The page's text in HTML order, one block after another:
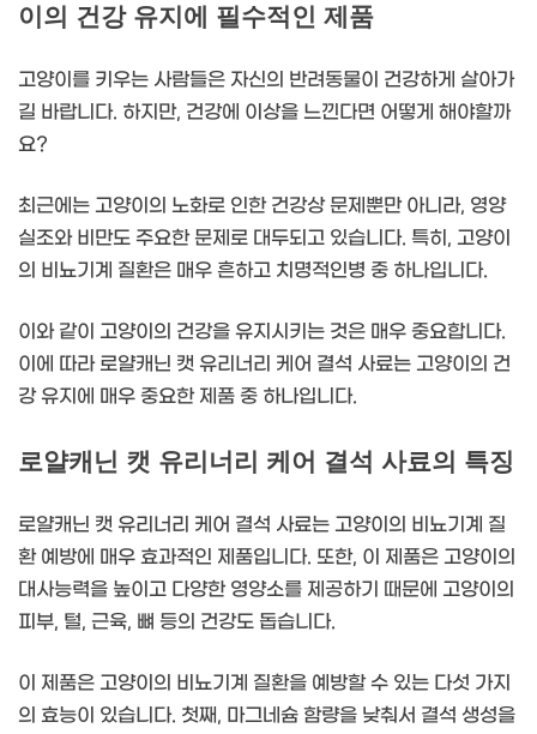
이의 건강 유지에 필수적인 제품
고양이를 키우는 사람들은 자신의 반려동물이 건강하게 살아가
길 바랍니다. 하지만, 건강에 이상을 느낀다면 어떻게 해야할까
요?
최근에는 고양이의 노화로 인한 건강상 문제뿐만 아니라, 영양
실조와 비만도 주요한 문제로 대두되고 있습니다. 특히, 고양이
의 비뇨기계 질환은 매우 흔하고 치명적인병 중 하나입니다.
이와 같이 고양이의 건강을 유지시키는 것은 매우 중요합니다.
이에 따라 로얄캐닌 캣 유리너리 케어 결석 사료는 고양이의 건
강 유지에 매우 중요한 제품 중 하나입니다.
로얄캐닌 캣 유리너리 케어 결석 사료의 특징
로얄캐닌 캣 유리너리 케어 결석 사료는 고양이의 비뇨기계 질
환 예방에 매우 효과적인 제품입니다. 또한, 이 제품은 고양이의
대사능력을 높이고 다양한 영양소를 제공하기 때문에 고양이의
피부, 털, 근육, 뼈 등의 건강도 돕습니다.
이 제품은 고양이의 비뇨기계 질환을 예방할 수 있는 다섯 가지
의 효능이 있습니다. 첫째, 마그네슘 함량을 낮춰서 결석 생성을